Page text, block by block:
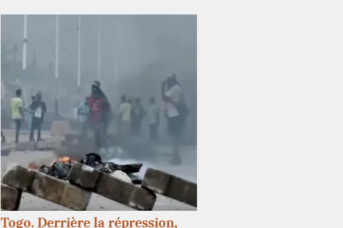
Togo. Derrière la répression,